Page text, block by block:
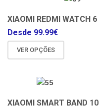
XIAOMI REDMI WATCH 6
Desde 99.99€
VER OPÇÕES
XIAOMI SMART BAND 10